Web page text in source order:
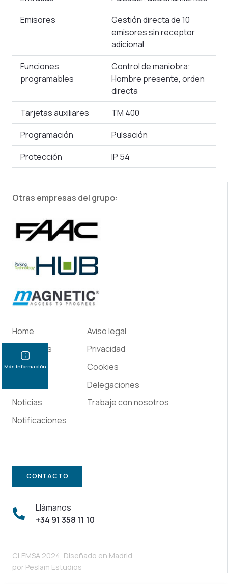
Emisores
Gestión directa de 10
emisores sin receptor
adicional
Funciones
programables
Control de maniobra:
Hombre presente, orden
directa
Tarjetas auxiliares
TM 400
Programación
Pulsación
Protección
IP 54
Más información
Otras empresas del grupo:
Home
Productos
Empresa
Recursos
Noticias
Notificaciones
Aviso legal
Privacidad
Cookies
Delegaciones
Trabaje con nosotros
CONTACTO
Llámanos
+34 91 358 11 10
CLEMSA 2024, Diseñado en Madrid
por Peslam Estudios